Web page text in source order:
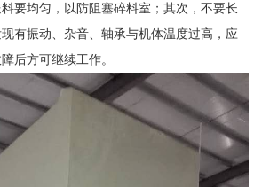
要均匀，以防阻塞碎料室；其次，不要长
有振动、杂音、轴承与机体温度过高，应
后方可继续工作。